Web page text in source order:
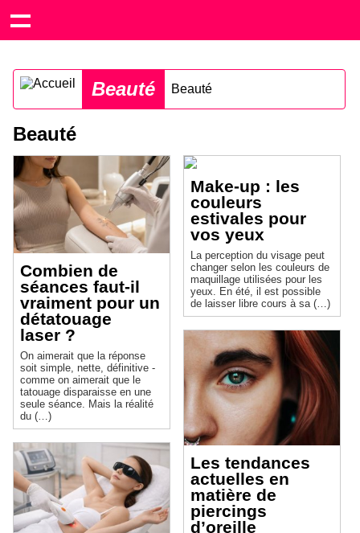
Beauté Beauté
Beauté
Combien de
séances faut-il
vraiment pour un
détatouage
laser ?
On aimerait que la réponse
soit simple, nette, définitive -
comme on aimerait que le
tatouage disparaisse en une
seule séance. Mais la réalité
du (…)
Make-up : les
couleurs
estivales pour
vos yeux
La perception du visage peut
changer selon les couleurs de
maquillage utilisées pour les
yeux. En été, il est possible
de laisser libre cours à sa (…)
Les tendances
actuelles en
matière de
piercings
d’oreille